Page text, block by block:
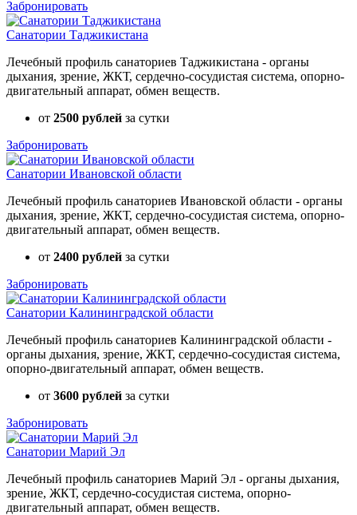
Забронировать
Санатории Таджикистана
Лечебный профиль санаториев Таджикистана - органы
дыхания, зрение, ЖКТ, сердечно-сосудистая система, опорно-
двигательный аппарат, обмен веществ.
от 2500 рублей за сутки
Забронировать
Санатории Ивановской области
Лечебный профиль санаториев Ивановской области - органы
дыхания, зрение, ЖКТ, сердечно-сосудистая система, опорно-
двигательный аппарат, обмен веществ.
от 2400 рублей за сутки
Забронировать
Санатории Калининградской области
Лечебный профиль санаториев Калининградской области -
органы дыхания, зрение, ЖКТ, сердечно-сосудистая система,
опорно-двигательный аппарат, обмен веществ.
от 3600 рублей за сутки
Забронировать
Санатории Марий Эл
Лечебный профиль санаториев Марий Эл - органы дыхания,
зрение, ЖКТ, сердечно-сосудистая система, опорно-
двигательный аппарат, обмен веществ.